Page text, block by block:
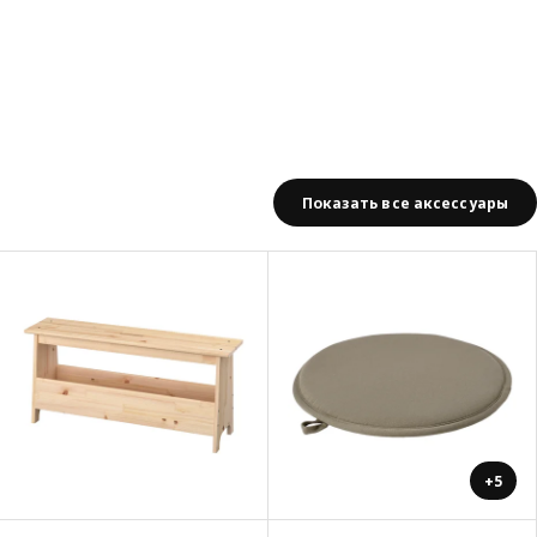
Показать все аксессуары
+5